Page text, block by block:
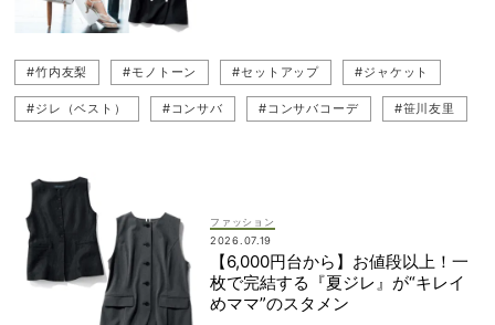
#竹内友梨 #モノトーン #セットアップ #ジャケット
#ジレ（ベスト） #コンサバ #コンサバコーデ #笹川友里
ファッション
2026.07.19
【6,000円台から】お値段以上！一
枚で完結する『夏ジレ』が“キレイ
めママ”のスタメン